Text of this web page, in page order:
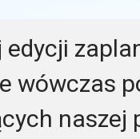
wówczas
naszej